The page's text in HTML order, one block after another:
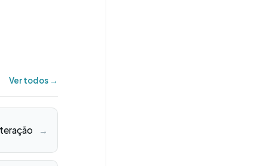
Ver todos →
→